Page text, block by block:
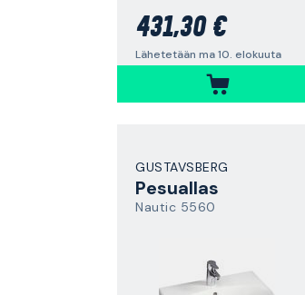
431,30 €
Lähetetään ma 10. elokuuta
GUSTAVSBERG
Pesuallas
Nautic 5560